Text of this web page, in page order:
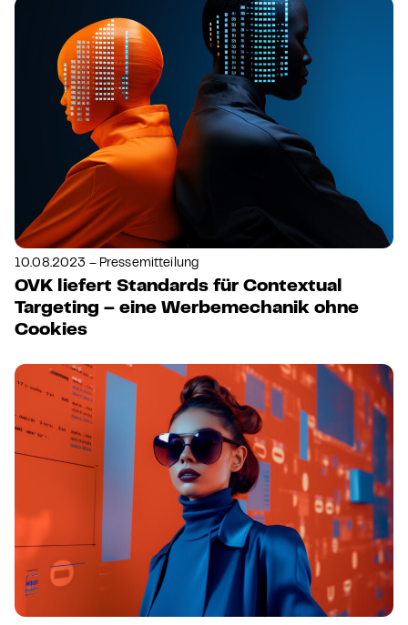
10.08.2023 – Pressemitteilung
OVK liefert Standards für Contextual
Targeting – eine Werbemechanik ohne
Cookies